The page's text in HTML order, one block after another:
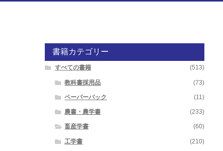
書籍カテゴリー
すべての書籍 (513)
教科書採用品 (73)
ペーパーバック (11)
農書・農学書 (233)
畜産学書 (60)
工学書 (210)